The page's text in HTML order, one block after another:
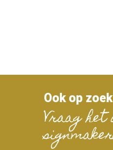
Ook op
Vraag